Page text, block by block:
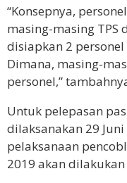
“Konsepnya,
masing-masing TPS
disiapkan 2
Dimana, masing-
personel,”
Untuk pelepasan
dilaksanakan 29
pelaksanaan
2019 akan